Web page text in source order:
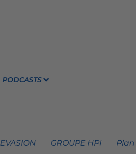
PODCASTS
GROUPE HPI